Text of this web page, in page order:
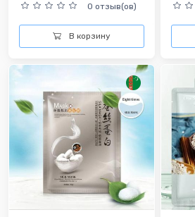
0 отзыв(ов)
В корзину